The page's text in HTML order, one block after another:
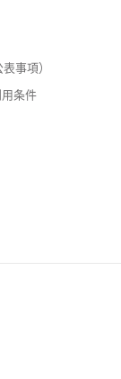
事項）
条件